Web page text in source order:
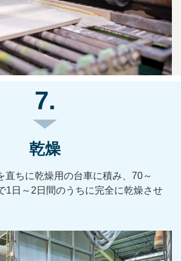
7.
乾燥
直ちに乾燥用の台車に積み、70～
1日～2日間のうちに完全に乾燥させ